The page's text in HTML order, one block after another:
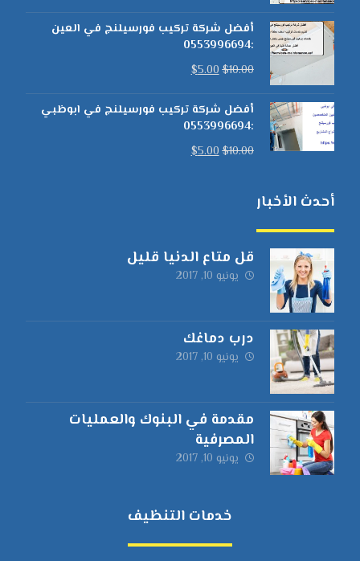
أفضل شركة تركيب فورسيلنج في العين
:0553996694
$10.00
$5.00
أفضل شركة تركيب فورسيلنج في ابوظبي
:0553996694
$10.00
$5.00
أحدث الأخبار
قل متاع الدنيا قليل
يونيو 10, 2017
درب دماغك
يونيو 10, 2017
مقدمة في البنوك والعمليات
المصرفية
يونيو 10, 2017
خدمات التنظيف